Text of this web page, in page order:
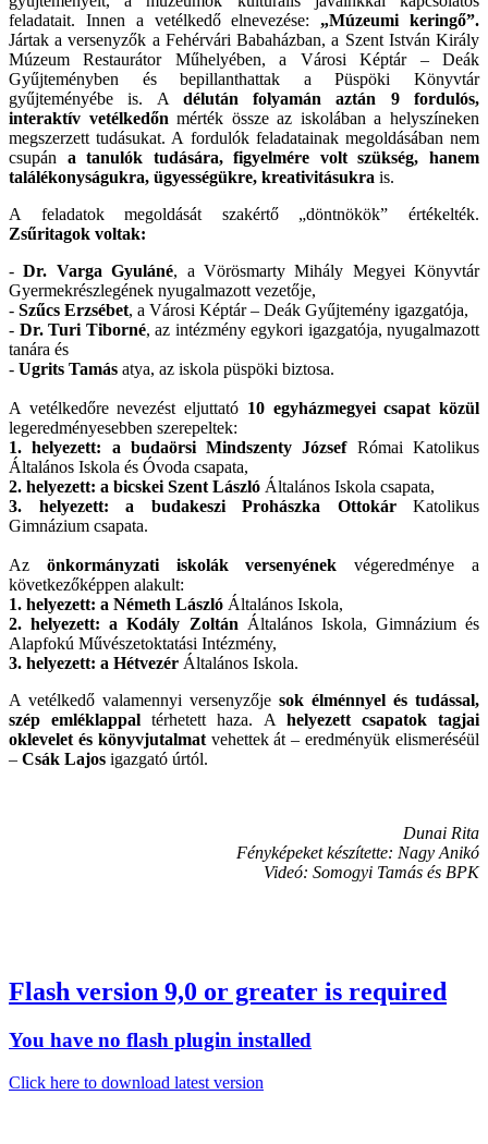
feladatait. Innen a vetélkedő elnevezése: „Múzeumi keringő”.
Jártak a versenyzők a Fehérvári Babaházban, a Szent István Király
Múzeum Restaurátor Műhelyében, a Városi Képtár – Deák
Gyűjteményben és bepillanthattak a Püspöki Könyvtár
gyűjteményébe is. A délután folyamán aztán 9 fordulós,
interaktív vetélkedőnmérték össze az iskolában a helyszíneken
megszerzett tudásukat. A fordulók feladatainak megoldásában nem
csupán a tanulók tudására, figyelmére volt szükség, hanem
találékonyságukra, ügyességükre, kreativitásukra is.
A feladatok megoldását szakértő „döntnökök” értékelték.
Zsűritagok voltak:
-Dr. Varga Gyuláné, a Vörösmarty Mihály Megyei Könyvtár
Gyermekrészlegének nyugalmazott vezetője,
- Szűcs Erzsébet, a Városi Képtár – Deák Gyűjtemény igazgatója,
- Dr. Turi Tiborné, az intézmény egykori igazgatója, nyugalmazott
tanára és
- Ugrits Tamás atya, az iskola püspöki biztosa.
A vetélkedőre nevezést eljuttató 10 egyházmegyei csapat közül
legeredményesebben szerepeltek:
1. helyezett: a budaörsi Mindszenty JózsefRómai Katolikus
Általános Iskola és Óvoda csapata,
2. helyezett: a bicskei Szent László Általános Iskola csapata,
3. helyezett: a budakeszi Prohászka OttokárKatolikus
Gimnázium csapata.
Az önkormányzati iskolák versenyének végeredménye a
következőképpen alakult:
1. helyezett: a Németh László Általános Iskola,
2. helyezett: a Kodály Zoltán Általános Iskola, Gimnázium és
Alapfokú Művészetoktatási Intézmény,
3. helyezett: a Hétvezér Általános Iskola.
A vetélkedő valamennyi versenyzője sok élménnyel és tudással,
szép emléklappal térhetett haza. A helyezett csapatok tagjai
oklevelet és könyvjutalmatvehettek át – eredményük elismeréséül
– Csák Lajos igazgató úrtól.
Dunai Rita
Fényképeket készítette: Nagy Anikó
Videó: Somogyi Tamás és BPK
Flash version 9,0 or greater is required
You have no flash plugin installed
Click here to download latest version